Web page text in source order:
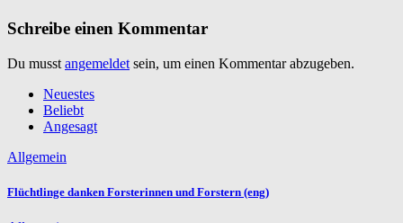
Schreibe einen Kommentar
Du musst angemeldet sein, um einen Kommentar abzugeben.
Neuestes
Beliebt
Angesagt
Allgemein
Flüchtlinge danken Forsterinnen und Forstern (eng)